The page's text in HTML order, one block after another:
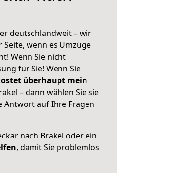
deutschlandweit – wir
Seite, wenn es Umzüge
Wenn Sie nicht
für Sie! Wenn Sie
überhaupt mein
– dann wählen Sie sie
Antwort auf Ihre Fragen
nach Brakel oder ein
, damit Sie problemlos